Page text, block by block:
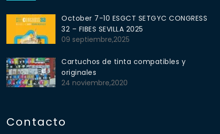
October 7-10 ESGCT SETGYC CONGRESS
32 – FIBES SEVILLA 2025
09 septiembre,2025
Cartuchos de tinta compatibles y
originales
24 noviembre,2020
Contacto